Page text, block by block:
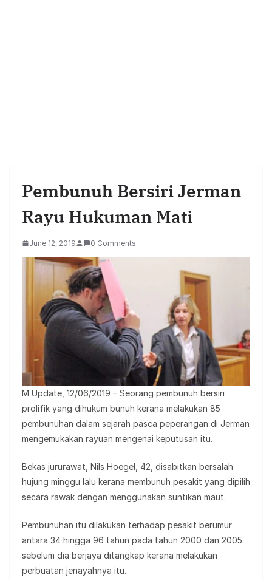
Pembunuh Bersiri Jerman
Rayu Hukuman Mati
June 12, 2019 0 Comments
M Update, 12/06/2019 – Seorang pembunuh bersiri
prolifik yang dihukum bunuh kerana melakukan 85
pembunuhan dalam sejarah pasca peperangan di Jerman
mengemukakan rayuan mengenai keputusan itu.
Bekas jururawat, Nils Hoegel, 42, disabitkan bersalah
hujung minggu lalu kerana membunuh pesakit yang dipilih
secara rawak dengan menggunakan suntikan maut.
Pembunuhan itu dilakukan terhadap pesakit berumur
antara 34 hingga 96 tahun pada tahun 2000 dan 2005
sebelum dia berjaya ditangkap kerana melakukan
perbuatan jenayahnya itu.